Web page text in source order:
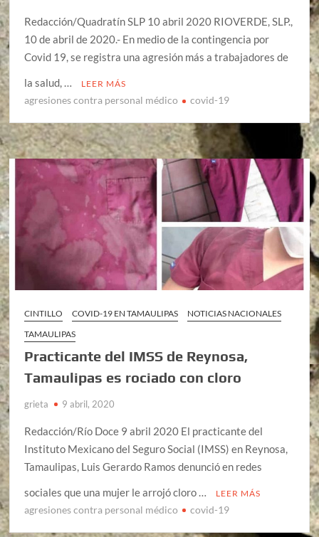
Redacción/Quadratín SLP 10 abril 2020 RIOVERDE, SLP.,
10 de abril de 2020.- En medio de la contingencia por
Covid 19, se registra una agresión más a trabajadores de
la salud, …
LEER MÁS
agresiones contra personal médico covid-19
CINTILLO COVID-19 EN TAMAULIPAS
NOTICIAS NACIONALES
TAMAULIPAS
Practicante del IMSS de Reynosa,
Tamaulipas es rociado con cloro
grieta 9 abril, 2020
Redacción/Río Doce 9 abril 2020 El practicante del
Instituto Mexicano del Seguro Social (IMSS) en Reynosa,
Tamaulipas, Luis Gerardo Ramos denunció en redes
sociales que una mujer le arrojó cloro …
LEER MÁS
agresiones contra personal médico covid-19